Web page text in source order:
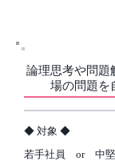
論理思考や問題
場の問題を
​◆ 対象 ◆
若手社員 or 中堅